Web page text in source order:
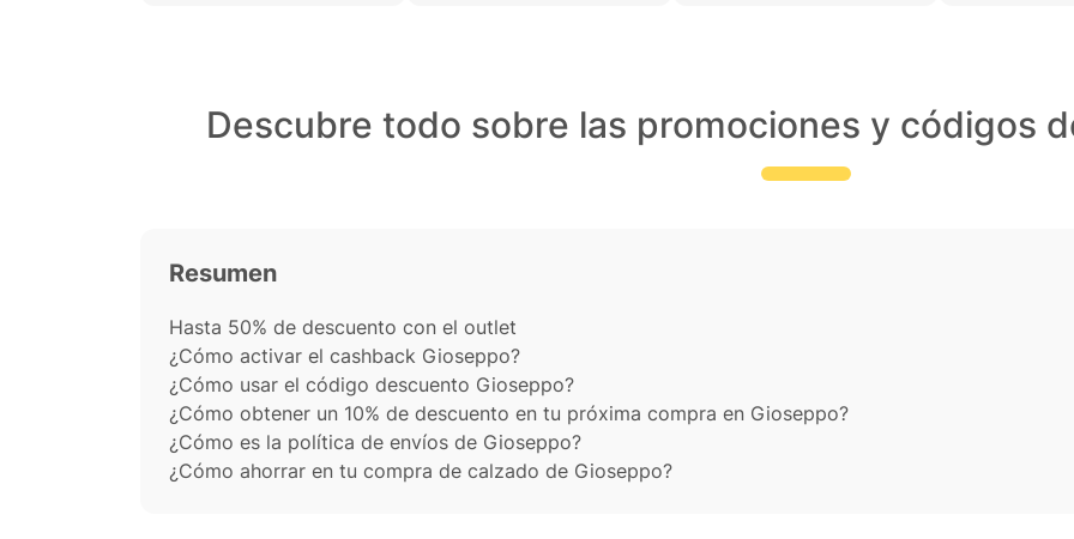
Descubre todo sobre las promociones y códigos
Resumen
Hasta 50% de descuento con el outlet
¿Cómo activar el cashback Gioseppo?
¿Cómo usar el código descuento Gioseppo?
¿Cómo obtener un 10% de descuento en tu próxima compra en Gioseppo?
¿Cómo es la política de envíos de Gioseppo?
¿Cómo ahorrar en tu compra de calzado de Gioseppo?